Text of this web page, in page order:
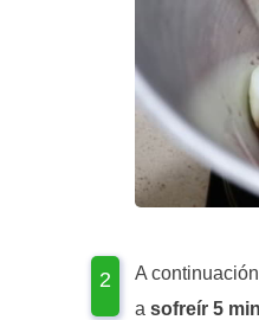
A
a sofreír 5